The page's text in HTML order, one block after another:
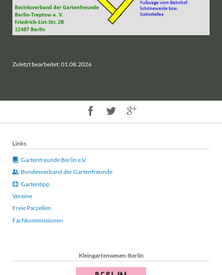
Zuletzt bearbeitet: 01.08.2026
Links
Gartenfreunde Berlin e.V.
Bundesverband der Gartenfreunde
Gartentipp
Vereine
Freie Parzellen
Fachkommissionen
Kleingartenwesen-Berlin